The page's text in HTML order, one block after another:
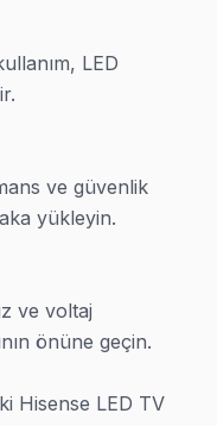
ziyaretleri
kondansatörleri ısıya
hem eski hem
en çok merak
Fiyat Aralığı
₺1.500 – ₺8.000
LED
ve güvenlik
yükleyin.
ve voltaj
önüne geçin.
Hisense LED TV